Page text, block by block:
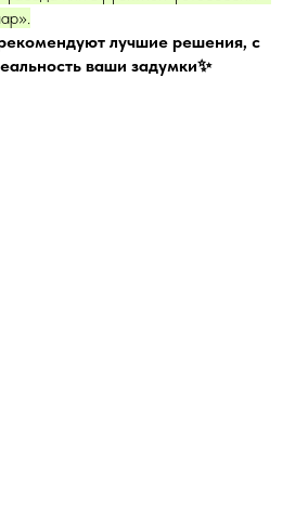
лучшие решения, с
ваши задумки✨